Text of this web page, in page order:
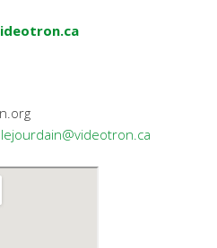
lejourdain@videotron.ca